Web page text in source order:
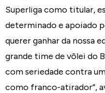
Superliga como titular,
determinado e apoiado
querer ganhar da nossa
grande time de vôlei do
com seriedade contra
como franco-atirador”,